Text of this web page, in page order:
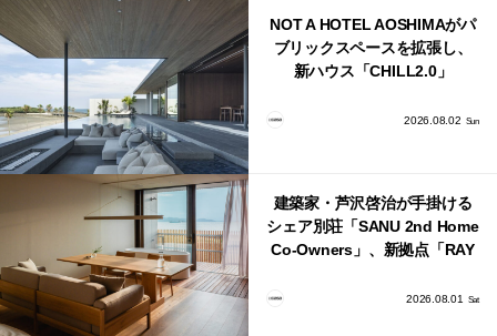
NOT A HOTEL AOSHIMAがパ
ブリックスペースを拡張し、
新ハウス「CHILL2.0」
2026.08.02 Sun
建築家・芦沢啓治が手掛ける
シェア別荘「SANU 2nd Home
Co-Owners」、新拠点「RAY
2026.08.01 Sat